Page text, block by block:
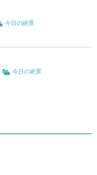
今日の絶景
今日の絶景